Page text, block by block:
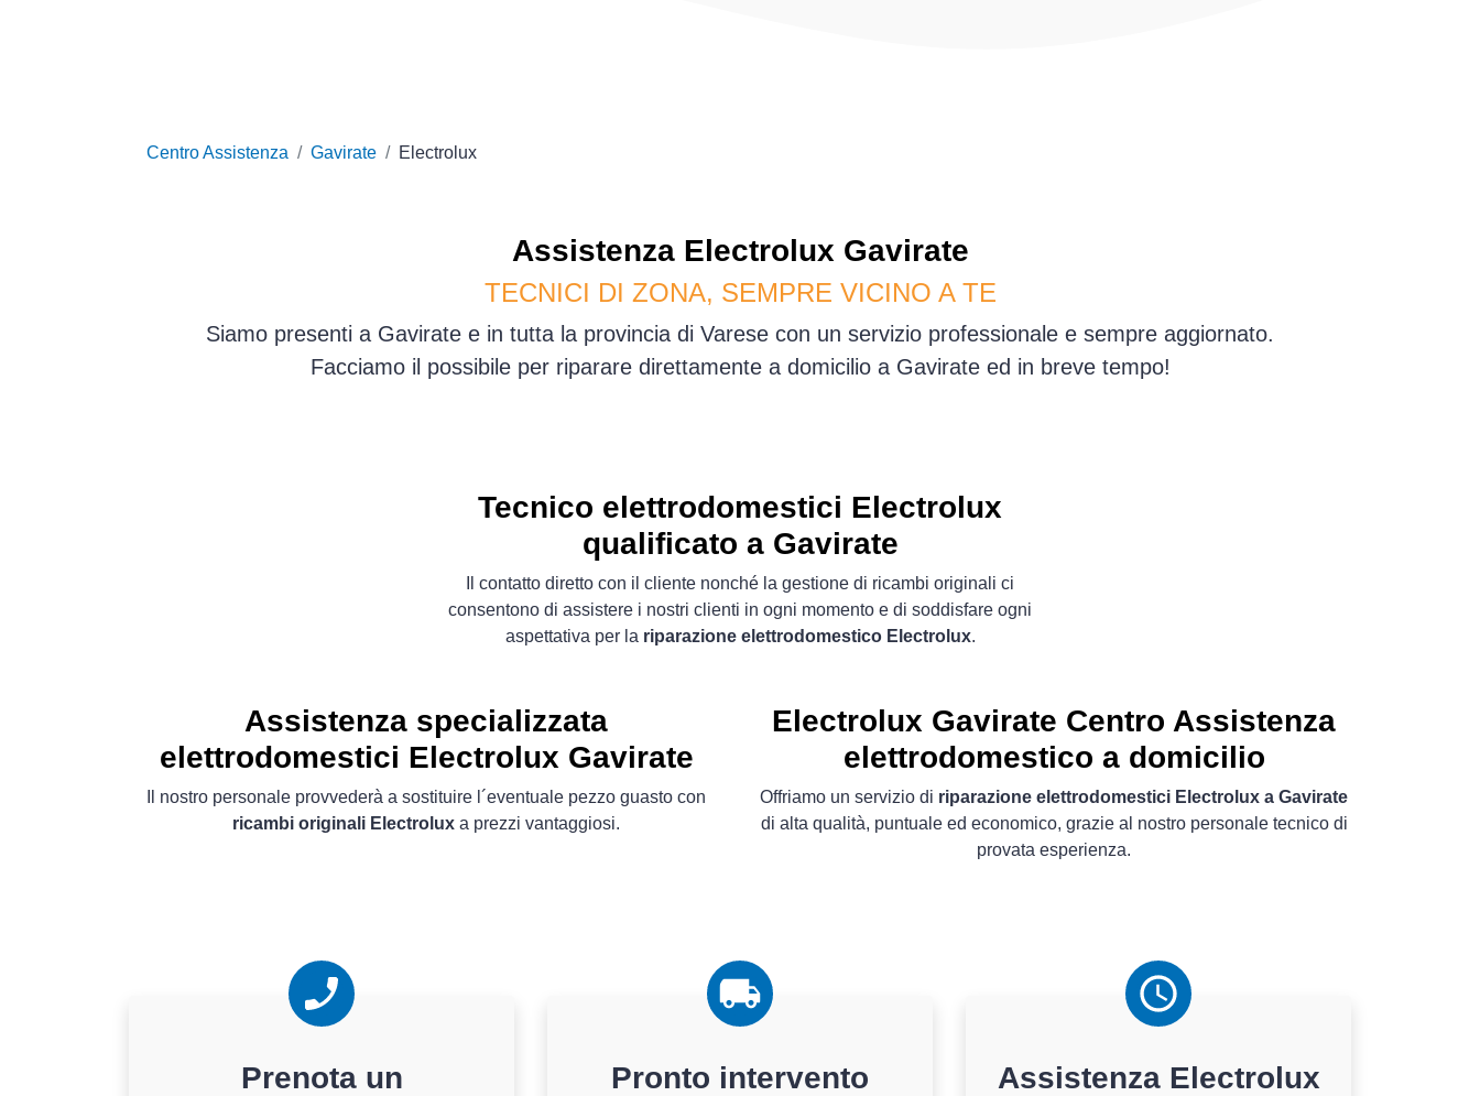
Centro Assistenza Gavirate Electrolux
Assistenza Electrolux Gavirate
TECNICI DI ZONA, SEMPRE VICINO A TE
Siamo presenti a Gavirate e in tutta la provincia di Varese con un servizio professionale e sempre aggiornato.
Facciamo il possibile per riparare direttamente a domicilio a Gavirate ed in breve tempo!
Tecnico elettrodomestici Electrolux
qualificato a Gavirate
Il contatto diretto con il cliente nonché la gestione di ricambi originali ci
consentono di assistere i nostri clienti in ogni momento e di soddisfare ogni
aspettativa per la riparazione elettrodomestico Electrolux.
Assistenza specializzata
elettrodomestici Electrolux Gavirate
Il nostro personale provvederà a sostituire l´eventuale pezzo guasto con
ricambi originali Electrolux a prezzi vantaggiosi.
Electrolux Gavirate Centro Assistenza
elettrodomestico a domicilio
Offriamo un servizio di riparazione elettrodomestici Electrolux a Gavirate
di alta qualità, puntuale ed economico, grazie al nostro personale tecnico di
provata esperienza.
Prenota un
Pronto intervento
Assistenza Electrolux